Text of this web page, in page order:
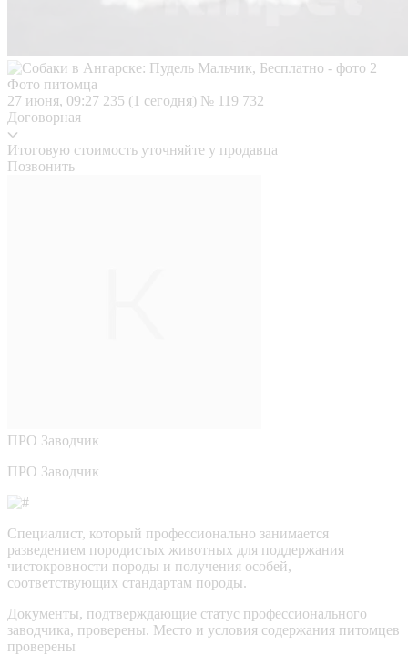
Фото питомца
27 июня, 09:27 235 (1 сегодня) № 119 732
Договорная
Итоговую стоимость уточняйте у продавца
Позвонить
ПРО Заводчик
ПРО Заводчик
Специалист, который профессионально занимается
разведением породистых животных для поддержания
чистокровности породы и получения особей,
соответствующих стандартам породы.
Документы, подтверждающие статус профессионального
заводчика, проверены. Место и условия содержания питомцев
проверены